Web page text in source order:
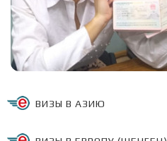
ВИЗЫ В АЗИЮ